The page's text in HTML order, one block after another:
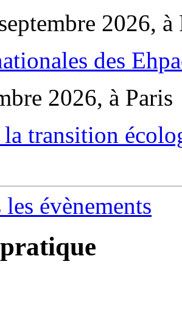
2026, à
des
2026, à Paris
transition
évènements